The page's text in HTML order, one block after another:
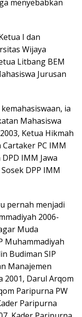
menyebabkan
I dan
Wijaya
Litbang BEM
Jurusan
ia
Mahasiswa
Ketua Hikmah
Cartaker PC IMM
IMM Jawa
DPP IMM
pernah menjadi
2006-
Muda
Muhammadiyah
Budiman SIP
Manajemen
2001, Darul Arqom
Paripurna PW
Paripurna